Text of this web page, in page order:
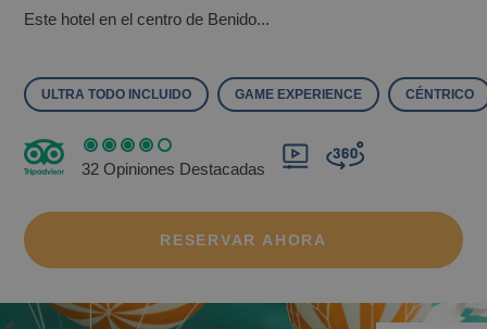
Este hotel en el centro de Benido...
ULTRA TODO INCLUIDO GAME EXPERIENCE CÉNTRICO
32 Opiniones Destacadas
RESERVAR AHORA